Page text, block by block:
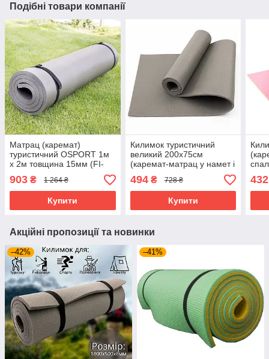
Подібні товари компанії
Матрац (каремат)
туристичний OSPORT 1м
х 2м товщина 15мм (FI-
0015-15)
903 ₴ 1 264 ₴
Купити
Килимок туристичний
великий 200х75см
(каремат-матрац у намет і
під спальник) FitUp Похід
+ 10мм (F-00022)
494₴ 728 ₴
Купити
432
Акційні пропозиції та новинки
–42% –41%